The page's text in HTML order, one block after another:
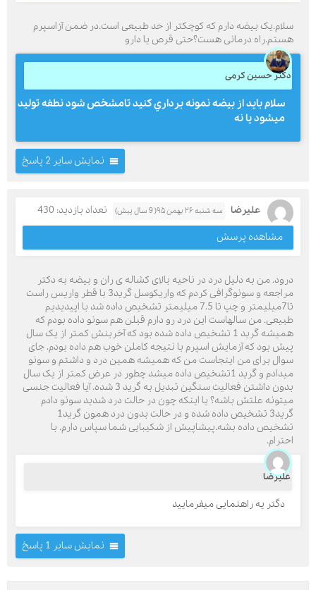
سلام.یک بیضه دارم که کوچکتر از حد طبیعی است.در ضمن آزاسپرم
هستم.راه درمانی هست؟حتی قرص یا دارو
دکتر حسین کرمی
سلام بايد از بيضه نمونه برداري كنيد تامشخص شود نطفه توليد
ميشود يا نه
نمایش سایر 2 پاسخ
علیرضا سه شنبه ۲۶ بهمن ۹۵( 9 سال پیش)
تعداد بازدید: 430
مشاهده پرسش
درود. من به دلیل درد در ناحیه بالای کشاله ی ران و بیضه به دکتر
مراجعه و سونوگرافی کردم که واریکوسل گرید3 با قطر واریس راست
تا7میلیمتر و چپ تا 7.5 میلیمتر تشخیص داده شد با اپیدیدیم
طبیعی. من سالهاست این درد رو دارم قبلن هم سونو داده بودم که
همیشه گرید 1 تشخیص داده شده بود که آخرینش کمتر از یک سال
پیش بود که آزمایش اسپرم با نتیجه کاملن خوب هم داده بودم. جای
سوال برای من اینجاست من که همیشه همین درد و داشتم و سونو
میدادم و گرید 1تشخیص داده میشد چطور در عرض کمتر از یک سال
بدون داشتن فعالیت سنگین تبدیل به گرید 3 شده. آیا فعالیت جنسی
میتونه علتش باشه؟ یا اینکه چون در حالت درد شدید سونو دادم
گرید3 تشخیص داده شده و در حالت بدون درد همون گرید1
تشخیص داده بشه.پیشاپیش از شکیبایی شما سپاس دارم. با
احترام.
علیرضا
دگتر یه راهنمایی میفرمایید
نمایش سایر 1 پاسخ